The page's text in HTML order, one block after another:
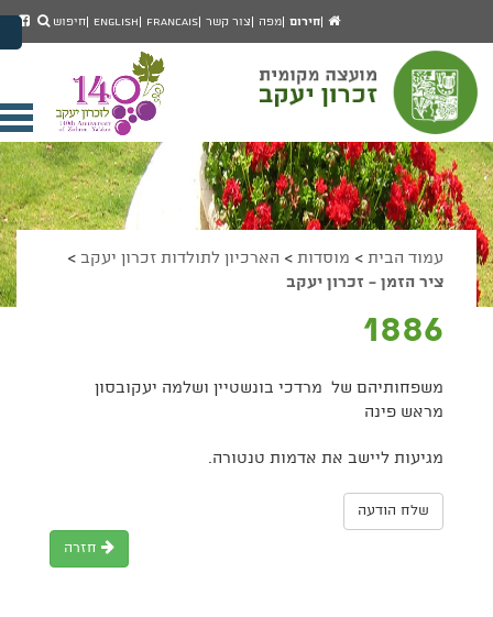
מעבר לתפריט ראשי
הגדל גודל פונט
הקטן גודל פונט
מצב ניגודיות גבוהה
מצב ניגודיות נמוכה
הצג קישורים
הצהרת נגישות
עמוד
הבית
חירום מפה צור קשר Francais
English חיפוש
עמוד הבית > מוסדות > הארכיון לתולדות זכרון יעקב >
ציר הזמן - זכרון יעקב
1886
משפחותיהם של מרדכי בונשטיין ושלמה יעקובסון
מראש פינה
מגיעות ליישב את אדמות טנטורה.
שלח הודעה
חזרה